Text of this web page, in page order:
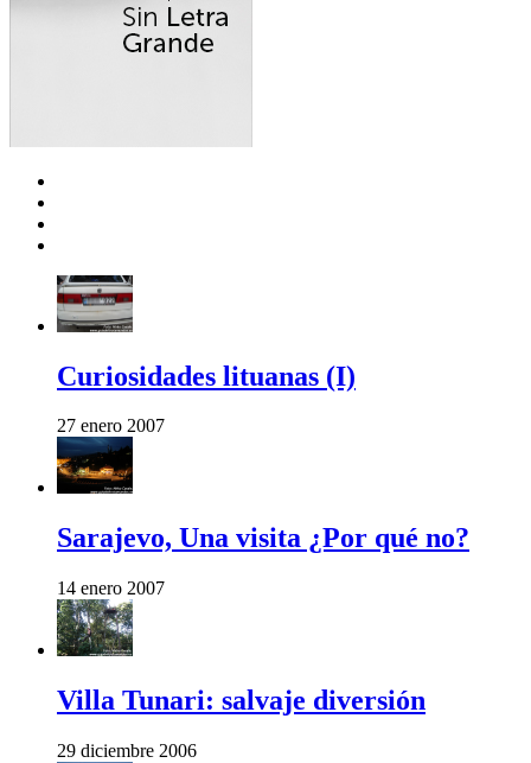
Curiosidades lituanas (I)
27 enero 2007
Sarajevo, Una visita ¿Por qué no?
14 enero 2007
Villa Tunari: salvaje diversión
29 diciembre 2006